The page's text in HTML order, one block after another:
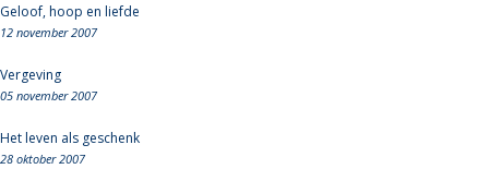
Geloof, hoop en liefde
12 november 2007
Vergeving
05 november 2007
Het leven als geschenk
28 oktober 2007